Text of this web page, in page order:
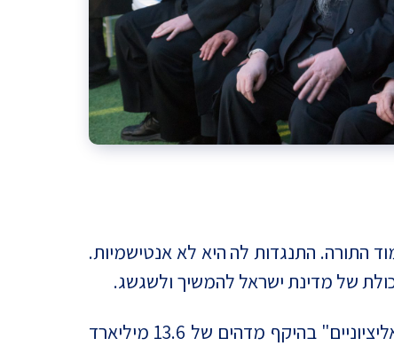
התורה. התנגדות לה היא לא אנטישמיות.
של מדינת ישראל להמשיך ולשגשג.
ההסכמים הקואליציוניים והתוספת שאושרה אתמול, מבטיחים למפלגות הדתיות והחרדיות "כספים קואליציוניים" בהיקף מדהים של 13.6 מיליארד